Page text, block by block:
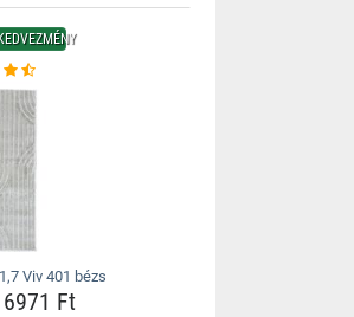
KEDVEZMÉNY
Viv 401 bézs
Ft